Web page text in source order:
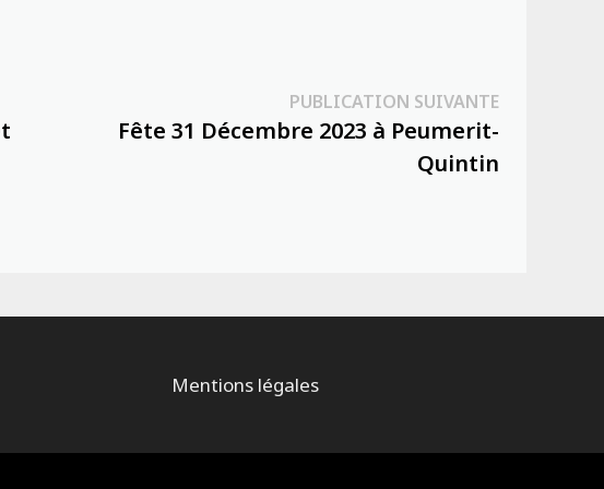
PUBLICATION SUIVANTEPublication
suivante :
Fête 31 Décembre 2023 à Peumerit-
Quintin
Mentions légales